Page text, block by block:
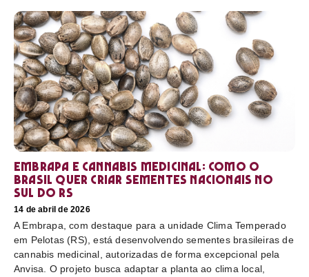
Embrapa e cannabis medicinal: como o
Brasil quer criar sementes nacionais no
sul do RS
14 de abril de 2026
A Embrapa, com destaque para a unidade Clima Temperado
em Pelotas (RS), está desenvolvendo sementes brasileiras de
cannabis medicinal, autorizadas de forma excepcional pela
Anvisa. O projeto busca adaptar a planta ao clima local,